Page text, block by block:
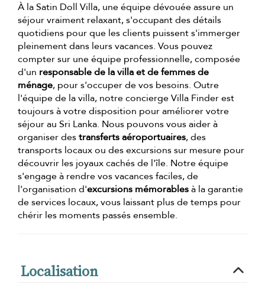
À la Satin Doll Villa, une équipe dévouée assure un
séjour vraiment relaxant, s'occupant des détails
quotidiens pour que les clients puissent s'immerger
pleinement dans leurs vacances. Vous pouvez
compter sur une équipe professionnelle, composée
d'un responsable de la villa et de femmes de
ménage, pour s'occuper de vos besoins. Outre
l'équipe de la villa, notre concierge Villa Finder est
toujours à votre disposition pour améliorer votre
séjour au Sri Lanka. Nous pouvons vous aider à
organiser destransferts aéroportuaires, des
transports locaux ou des excursions sur mesure pour
découvrir les joyaux cachés de l'île. Notre équipe
s'engage à rendre vos vacances faciles, de
l'organisation d'excursions mémorablesà la garantie
de services locaux, vous laissant plus de temps pour
chérir les moments passés ensemble.
Localisation